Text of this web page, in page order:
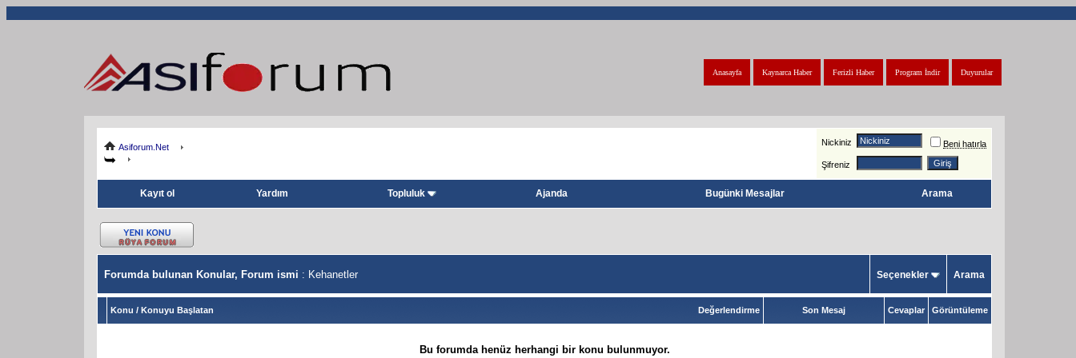
Duyurular
Program İndir
Ferizli Haber
Kaynarca Haber
Anasayfa
Asiforum.Net Nickiniz Beni hatırla
Şifreniz
Kayıt ol Yardım Topluluk Ajanda Bugünki Mesajlar Arama
Forumda bulunan Konular, Forum ismi : Kehanetler Seçenekler Arama
Değerlendirme
Konu / Konuyu Başlatan Son Mesaj Cevaplar Görüntüleme
Bu forumda henüz herhangi bir konu bulunmuyor.